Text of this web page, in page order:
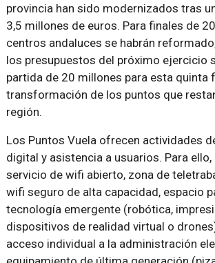
provincia han sido modernizados tras
3,5 millones de euros. Para finales de
centros andaluces se habrán
los presupuestos del próximo ejercicio
partida de 20 millones para esta quinta
transformación de los puntos que
región.
Los Puntos Vuela ofrecen actividades
digital y asistencia a usuarios. Para
servicio de wifi abierto, zona de
wifi seguro de alta capacidad, espacio
tecnología emergente (robótica,
dispositivos de realidad virtual o
acceso individual a la administración